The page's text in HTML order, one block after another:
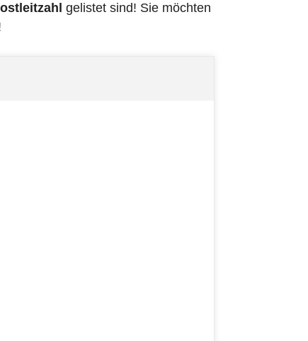
gelistet sind! Sie möchten